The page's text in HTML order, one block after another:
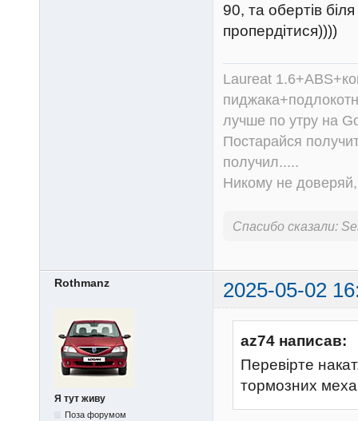
90, та обертів
пропердітися))))
Laureat
лучше по утру на
Постарайся
получил.....
Никому не
Спасибо сказали:
Rothmanz 2025-05-02
Я тут живу
Поза форумом
az74 написав:
Перевірте
тормозних